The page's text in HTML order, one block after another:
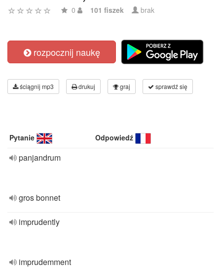
0 101 fiszek brak
rozpocznij naukę
ściągnij mp3 drukuj graj sprawdź się
Pytanie Odpowiedź
panjandrum
gros bonnet
imprudently
imprudemment